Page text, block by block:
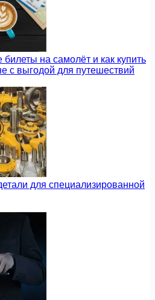
на самолёт и как купить
с выгодой для путешествий
для специализированной